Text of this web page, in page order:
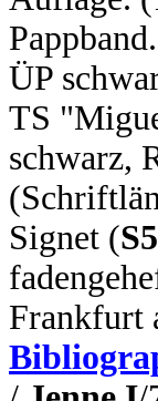
ÜP
TS
schwarz,
Signet (S5
Frankfurt